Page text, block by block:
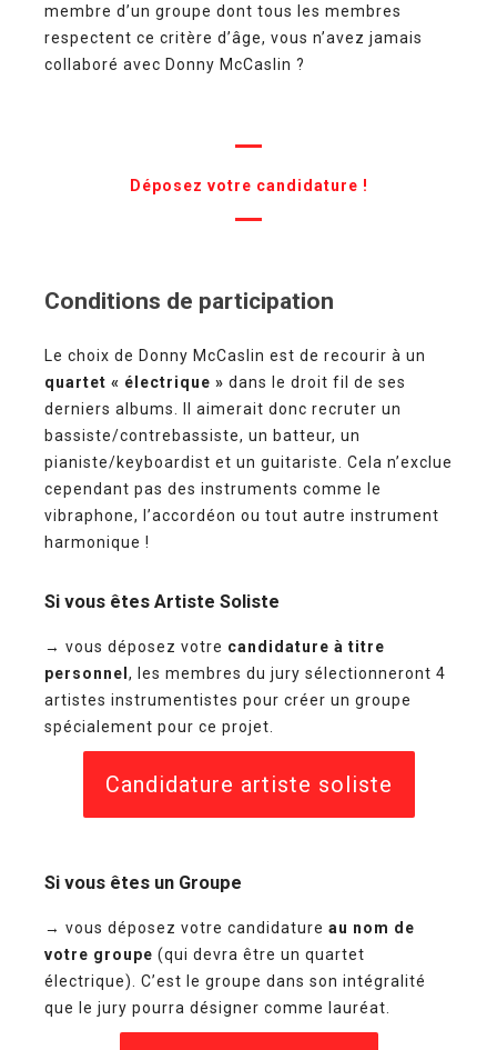
membre d’un groupe dont tous les membres
respectent ce critère d’âge, vous n’avez jamais
collaboré avec Donny McCaslin ?
Déposez votre candidature !
Conditions de participation
Le choix de Donny McCaslin est de recourir à un
quartet « électrique » dans le droit fil de ses
derniers albums. Il aimerait donc recruter un
bassiste/contrebassiste, un batteur, un
pianiste/keyboardist et un guitariste. Cela n’exclue
cependant pas des instruments comme le
vibraphone, l’accordéon ou tout autre instrument
harmonique !
Si vous êtes Artiste Soliste
→ vous déposez votre candidature à titre
personnel , les membres du jury sélectionneront 4
artistes instrumentistes pour créer un groupe
spécialement pour ce projet.
Candidature artiste soliste
Si vous êtes un Groupe
→ vous déposez votre candidature au nom de
votre groupe (qui devra être un quartet
électrique). C’est le groupe dans son intégralité
que le jury pourra désigner comme lauréat.